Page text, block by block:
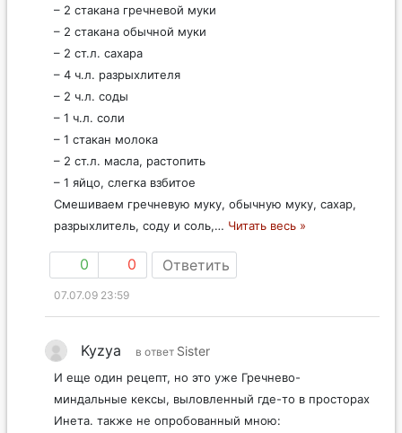
– 2 стакана гречневой муки
– 2 стакана обычной муки
– 2 ст.л. сахара
– 4 ч.л. разрыхлителя
– 2 ч.л. соды
– 1 ч.л. соли
– 1 стакан молока
– 2 ст.л. масла, растопить
– 1 яйцо, слегка взбитое
Смешиваем гречневую муку, обычную муку, сахар,
разрыхлитель, соду и соль,… Читать весь »
0 0 Ответить
07.07.09 23:59
Kyzya в ответ Sister
И еще один рецепт, но это уже Гречнево-
миндальные кексы, выловленный где-то в просторах
Инета. также не опробованный мною: